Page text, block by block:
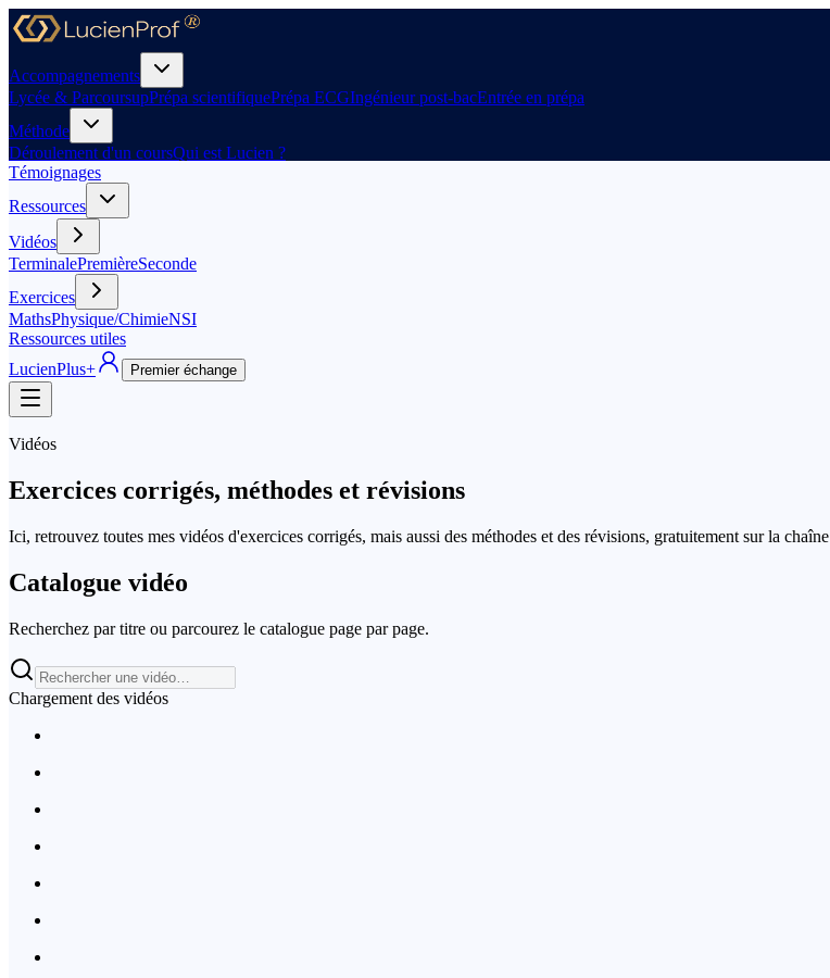
Accompagnements
Lycée & ParcoursupPrépa scientifiquePrépa ECGIngénieur post-bacEntrée en prépa
Méthode
Déroulement d'un coursQui est Lucien ?
Témoignages
Ressources
Vidéos
TerminalePremièreSeconde
Exercices
MathsPhysique/ChimieNSI
Ressources utiles
LucienPlus+ Premier échange
Vidéos
Exercices corrigés, méthodes et révisions
Ici, retrouvez toutes mes vidéos d'exercices corrigés, mais aussi des méthodes et des révisions, gratuitement sur la chaîne
Catalogue vidéo
Recherchez par titre ou parcourez le catalogue page par page.
Chargement des vidéos